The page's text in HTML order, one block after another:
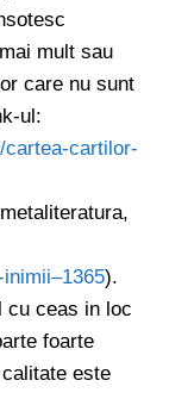
mult sau
care nu sunt
ul:
cartea-cartilor-
).
cu ceas in loc
foarte
este